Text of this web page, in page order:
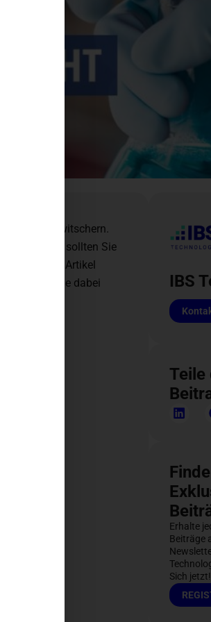
die Vögel zwitschern.
Warum sollten Sie
In diesem Artikel
Bereiche Sie dabei
IBS
Teile
Erhalte
Beiträge
Sich jetzt!